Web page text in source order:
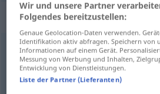
Synonyme für
eingebildet
eingebildet hochmütig
Wir und unsere Partner
Folgendes bereitzustellen:
Genaue Geolocation-Daten verwenden.
Identifikation aktiv abfragen. Speichern von
Informationen auf einem Gerät.
Messung von Werbung und Inhalten,
Entwicklung von Dienstleistungen.
Liste der Partner (Lieferanten)